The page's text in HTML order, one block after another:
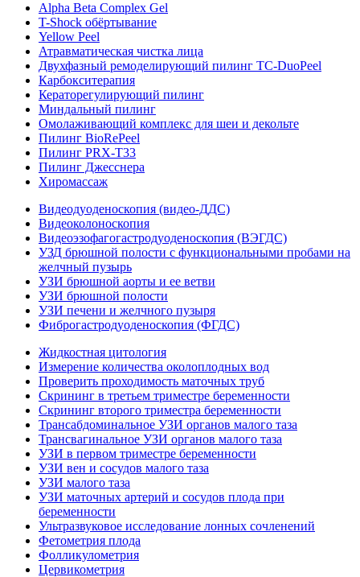
Alpha Beta Complex Gel
T-Shock обёртывание
Yellow Peel
Атравматическая чистка лица
Двухфазный ремоделирующий пилинг TC-DuoPeel
Карбокситерапия
Кераторегулирующий пилинг
Миндальный пилинг
Омолаживающий комплекс для шеи и декольте
Пилинг BioRePeel
Пилинг PRX-T33
Пилинг Джесснера
Хиромассаж
Видеодуоденоскопия (видео-ДДС)
Видеоколоноскопия
Видеоэзофагогастродуоденоскопия (ВЭГДС)
УЗД брюшной полости с функциональными пробами на
желчный пузырь
УЗИ брюшной аорты и ее ветви
УЗИ брюшной полости
УЗИ печени и желчного пузыря
Фиброгастродуоденоскопия (ФГДС)
Жидкостная цитология
Измерение количества околоплодных вод
Проверить проходимость маточных труб
Скрининг в третьем триместре беременности
Скрининг второго триместра беременности
Трансабдоминальное УЗИ органов малого таза
Трансвагинальное УЗИ органов малого таза
УЗИ в первом триместре беременности
УЗИ вен и сосудов малого таза
УЗИ малого таза
УЗИ маточных артерий и сосудов плода при
беременности
Ультразвуковое исследование лонных сочленений
Фетометрия плода
Фолликулометрия
Цервикометрия